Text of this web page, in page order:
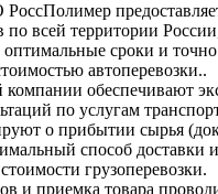
по всей территории
оптимальные сроки и точно
автоперевозки..
обеспечивают
по услугам
о прибытии сырья
способ доставки
грузоперевозки.
и приемка товара